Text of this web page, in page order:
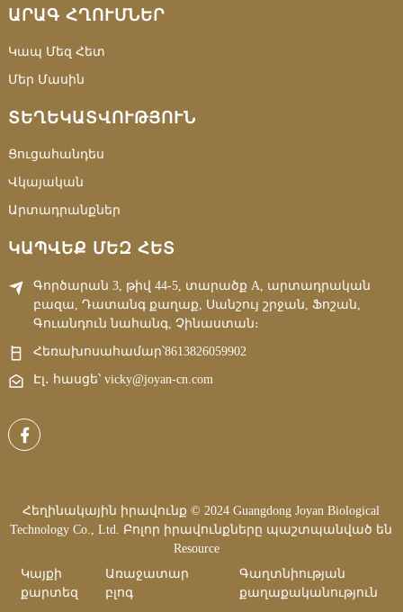
ԱՐԱԳ ՀՂՈՒՄՆԵՐ
Կապ Մեզ Հետ
Մեր Մասին
ՏԵՂԵԿԱՏՎՈՒԹՅՈՒՆ
Ցուցահանդես
Վկայական
Արտադրանքներ
ԿԱՊՎԵՔ ՄԵԶ ՀԵՏ
Գործարան 3, թիվ 44-5, տարածք A, արտադրական
բազա, Դատանգ քաղաք, Սանշույ շրջան, Ֆոշան,
Գուանդուն նահանգ, Չինաստան։
Հեռախոսահամար՝8613826059902
Էլ․ հասցե՝ vicky@joyan-cn.com
Հեղինակային իրավունք © 2024 Guangdong Joyan Biological
Technology Co., Ltd. Բոլոր իրավունքները պաշտպանված են
Resource
Կայքի
քարտեզ
Առաջատար
բլոգ
Գաղտնիության
քաղաքականություն